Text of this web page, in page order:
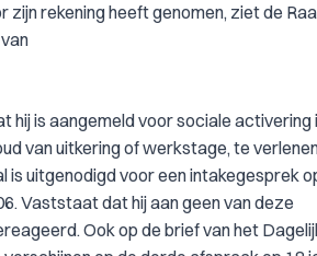
rekening heeft genomen, ziet de
is aangemeld voor sociale activering
van uitkering of werkstage, te
uitgenodigd voor een intakegesprek
Vaststaat dat hij aan geen van deze
Ook op de brief van het